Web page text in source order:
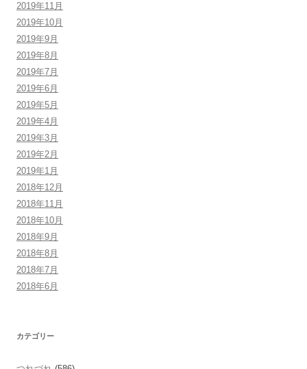
2019年11月
2019年10月
2019年9月
2019年8月
2019年7月
2019年6月
2019年5月
2019年4月
2019年3月
2019年2月
2019年1月
2018年12月
2018年11月
2018年10月
2018年9月
2018年8月
2018年7月
2018年6月
カテゴリー